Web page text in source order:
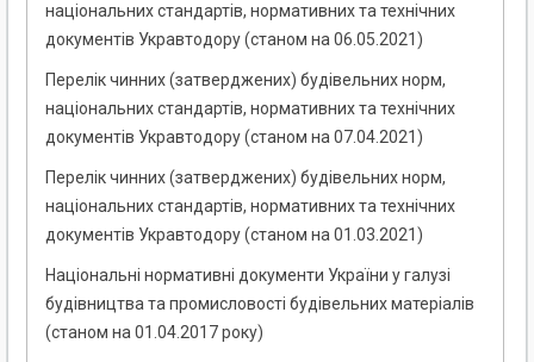
національних стандартів, нормативних та технічних
документів Укравтодору (станом на 06.05.2021)
Перелік чинних (затверджених) будівельних норм,
національних стандартів, нормативних та технічних
документів Укравтодору (станом на 07.04.2021)
Перелік чинних (затверджених) будівельних норм,
національних стандартів, нормативних та технічних
документів Укравтодору (станом на 01.03.2021)
Національні нормативні документи України у галузі
будівництва та промисловості будівельних матеріалів
(станом на 01.04.2017 року)